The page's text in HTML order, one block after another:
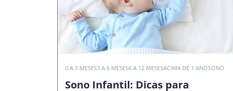
0 A 3 MESES3 A 6 MESES6 A 12 MESESACIMA DE 1 ANOSONO
Sono Infantil: Dicas para